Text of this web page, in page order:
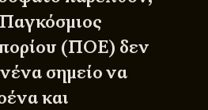
Παγκόσμιος
(ΠΟΕ) δεν
σημείο να
και